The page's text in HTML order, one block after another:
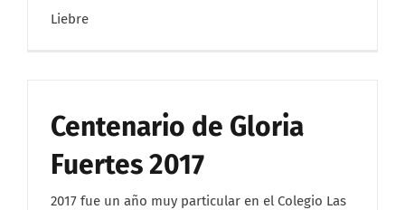
Liebre
Centenario de Gloria
Fuertes 2017
2017 fue un año muy particular en el Colegio Las